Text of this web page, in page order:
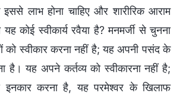
इससे लाभ होना चाहिए और शारीरिक आराम
यह कोई स्वीकार्य रवैया है? मनमर्जी से चुनना
को स्वीकार करना नहीं है; यह अपनी पसंद के
है। यह अपने कर्तव्य को स्वीकारना नहीं है;
करना है, यह परमेश्वर के खिलाफ